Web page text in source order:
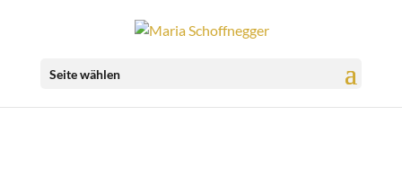
Seite wählen